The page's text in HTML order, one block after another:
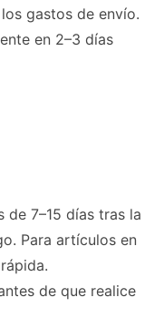
gastos de envío.
en 2–3 días
de 7–15 días tras la
Para artículos en
de que realice